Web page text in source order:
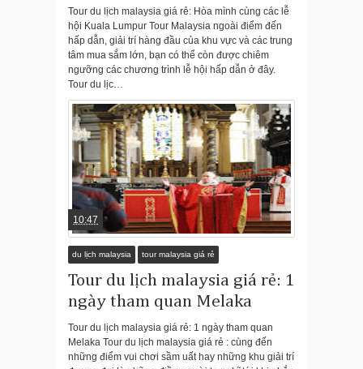
Tour du lịch malaysia giá rẻ: Hòa mình cùng các lễ
hội Kuala Lumpur Tour Malaysia ngoài điểm đến
hấp dẫn, giải trí hàng đầu của khu vực và các trung
tâm mua sắm lớn, bạn có thể còn được chiêm
ngưỡng các chương trình lễ hội hấp dẫn ở đây.
Tour du lịc…
10:47
du lịch malaysia tour malaysia giá rẻ
Tour du lịch malaysia giá rẻ: 1
ngày tham quan Melaka
Tour du lịch malaysia giá rẻ: 1 ngày tham quan
Melaka Tour du lịch malaysia giá rẻ : cùng đến
những điểm vui chơi sầm uất hay những khu giải trí